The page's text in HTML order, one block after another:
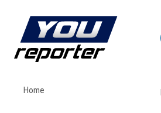
Home